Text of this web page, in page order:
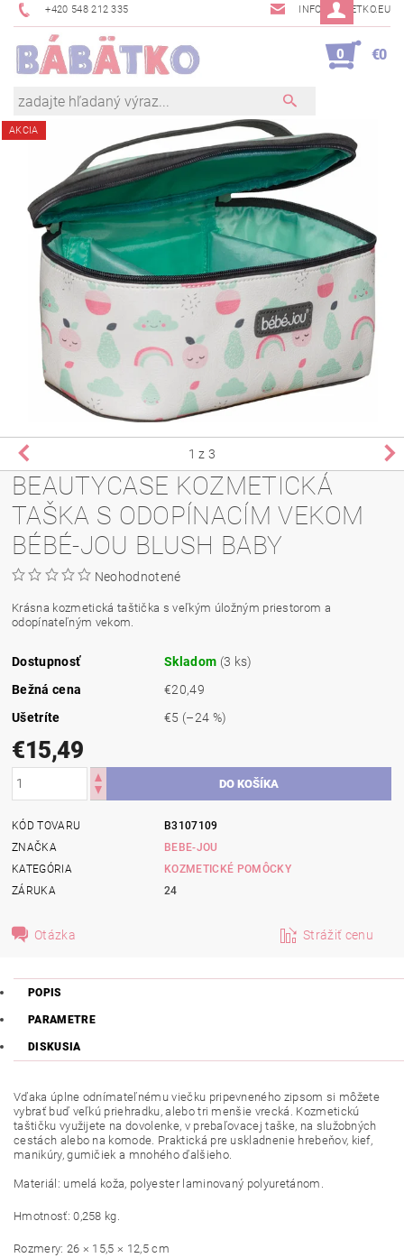
+420 548 212 335 INFO@BABETKO.EU
0 €0
AKCIA
1 z 3
BEAUTYCASE KOZMETICKÁ
TAŠKA S ODOPÍNACÍM VEKOM
BÉBÉ-JOU BLUSH BABY
Neohodnotené
Krásna kozmetická taštička s veľkým úložným priestorom a
odopínateľným vekom.
Dostupnosť Skladom (3 ks)
Bežná cena
€20,49
Ušetríte
€5 (–24 %)
€15,49
KÓD TOVARU
B3107109
ZNAČKA
BEBE-JOU
KATEGÓRIA
KOZMETICKÉ POMÔCKY
ZÁRUKA
24
Otázka Strážiť cenu
POPIS
PARAMETRE
DISKUSIA
Vďaka úplne odnímateľnému viečku pripevneného zipsom si môžete
vybrať buď veľkú priehradku, alebo tri menšie vrecká. Kozmetickú
taštičku využijete na dovolenke, v prebaľovacej taške, na služobných
cestách alebo na komode. Praktická pre uskladnenie hrebeňov, kief,
manikúry, gumičiek a mnohého ďalšieho.
Materiál: umelá koža, polyester laminovaný polyuretánom.
Hmotnosť: 0,258 kg.
Rozmery: 26 × 15,5 × 12,5 cm